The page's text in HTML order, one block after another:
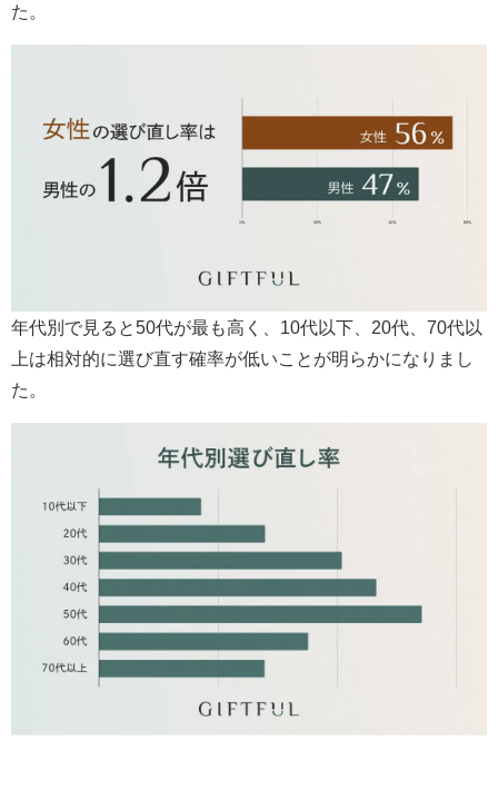
た。
年代別で見ると50代が最も高く、10代以下、20代、70代以
上は相対的に選び直す確率が低いことが明らかになりまし
た。